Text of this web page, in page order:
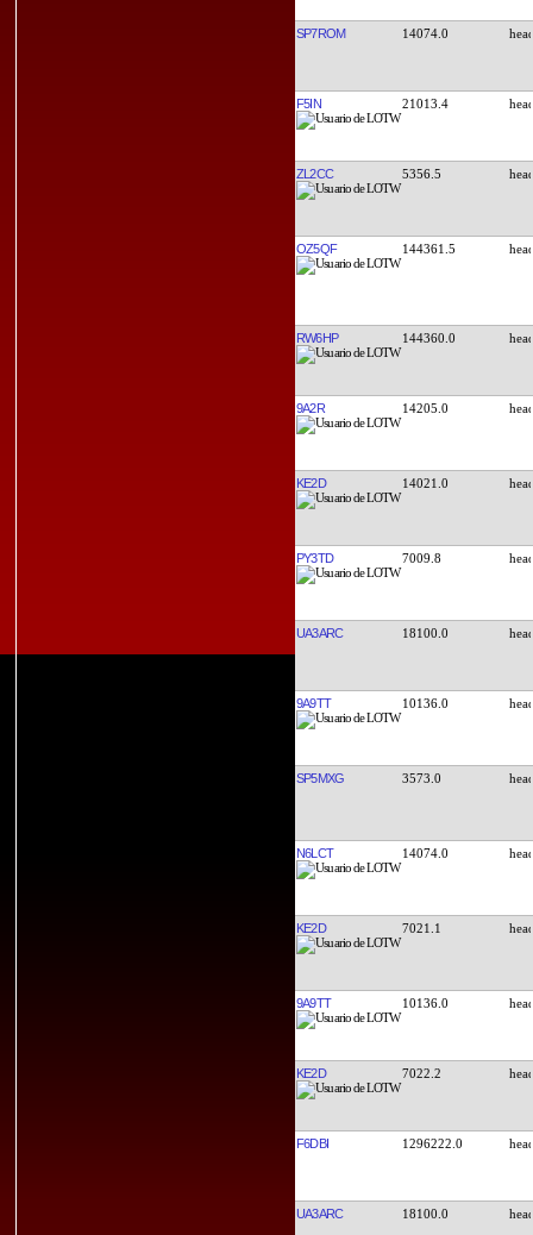
SP7ROM 14074.0
F5IN 21013.4
ZL2CC 5356.5
OZ5QF 144361.5
RW6HP 144360.0
9A2R 14205.0
KE2D 14021.0
PY3TD 7009.8
UA3ARC 18100.0
9A9TT 10136.0
SP5MXG 3573.0
N6LCT 14074.0
KE2D 7021.1
9A9TT 10136.0
KE2D 7022.2
F6DBI 1296222.0
UA3ARC 18100.0